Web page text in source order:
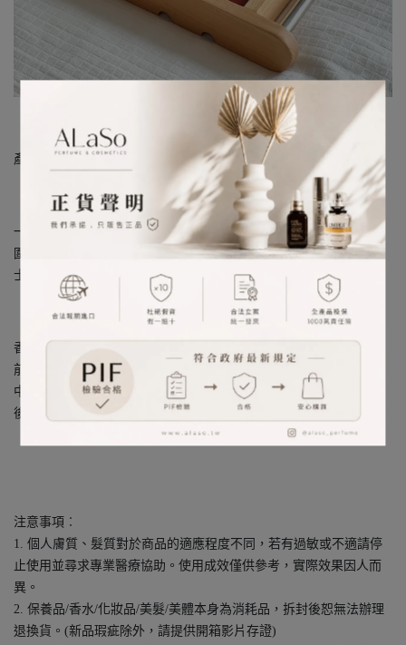
圖片來源：小紅書
產地：法國
一款甜美可愛的美食調，營造出的是一種柔軟、甜蜜又纓綣的氛
圍，像是和愛人在家晚飯後小酌兩杯后，配著暈黃燈光、慵懶的爵
士的一支舞。
香調：美食調
前調：岩玫瑰、印蒿、暹羅安息香
中調：月桂葉、橙花、奶油甜麵包香調
後調：蘭姆酒、香草、琥珀木
注意事項︰
1. 個人膚質、髮質對於商品的適應程度不同，若有過敏或不適請停
止使用並尋求專業醫療協助。使用成效僅供參考，實際效果因人而
異。
2. 保養品/香水/化妝品/美髮/美體本身為消耗品，拆封後恕無法辦理
退換貨。(新品瑕疵除外，請提供開箱影片存證)